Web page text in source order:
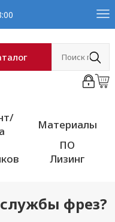
Материалы
ПО
Лизинг
фрез?